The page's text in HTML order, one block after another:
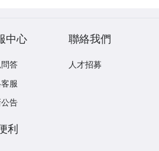
中心
答
服
告
聯絡我們
人才招募
利